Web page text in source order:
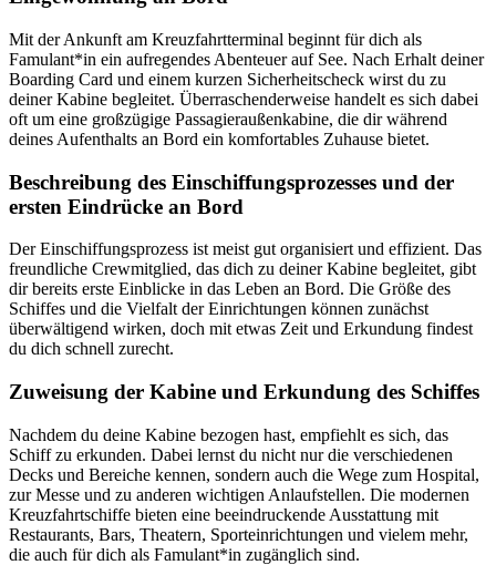
Mit der Ankunft am Kreuzfahrtterminal beginnt für dich als
Famulant*in ein aufregendes Abenteuer auf See. Nach Erhalt deiner
Boarding Card und einem kurzen Sicherheitscheck wirst du zu
deiner Kabine begleitet. Überraschenderweise handelt es sich dabei
oft um eine großzügige Passagieraußenkabine, die dir während
deines Aufenthalts an Bord ein komfortables Zuhause bietet.
Beschreibung des Einschiffungsprozesses und der
ersten Eindrücke an Bord
Der Einschiffungsprozess ist meist gut organisiert und effizient. Das
freundliche Crewmitglied, das dich zu deiner Kabine begleitet, gibt
dir bereits erste Einblicke in das Leben an Bord. Die Größe des
Schiffes und die Vielfalt der Einrichtungen können zunächst
überwältigend wirken, doch mit etwas Zeit und Erkundung findest
du dich schnell zurecht.
Zuweisung der Kabine und Erkundung des Schiffes
Nachdem du deine Kabine bezogen hast, empfiehlt es sich, das
Schiff zu erkunden. Dabei lernst du nicht nur die verschiedenen
Decks und Bereiche kennen, sondern auch die Wege zum Hospital,
zur Messe und zu anderen wichtigen Anlaufstellen. Die modernen
Kreuzfahrtschiffe bieten eine beeindruckende Ausstattung mit
Restaurants, Bars, Theatern, Sporteinrichtungen und vielem mehr,
die auch für dich als Famulant*in zugänglich sind.